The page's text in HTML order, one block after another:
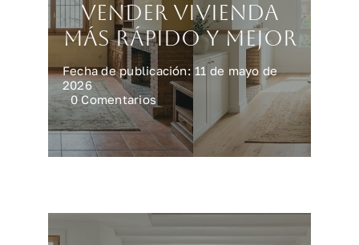
vender vivienda
más rápido y mejor
Fecha de publicación: 11 de mayo de
2026
0 Comentarioson
Reformas
para
vender
vivienda
mejor